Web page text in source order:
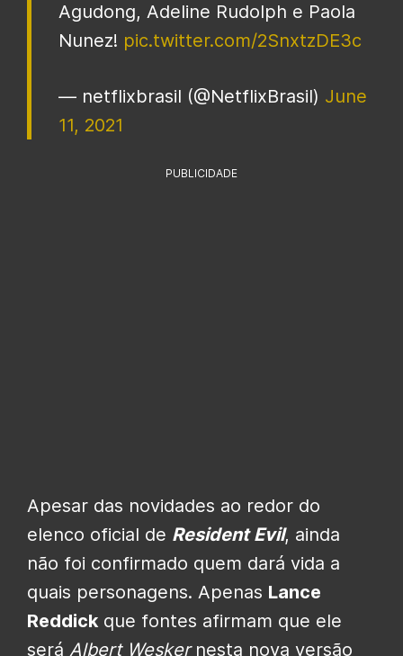
Agudong, Adeline Rudolph e Paola
Nunez! pic.twitter.com/2SnxtzDE3c
— netflixbrasil (@NetflixBrasil) June
11, 2021
PUBLICIDADE
Apesar das novidades ao redor do
elenco oficial de Resident Evil, ainda
não foi confirmado quem dará vida a
quais personagens. Apenas Lance
Reddick que fontes afirmam que ele
será Albert Weskernesta nova versão